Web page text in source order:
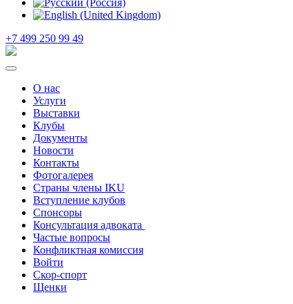
+7 499 250 99 49
О нас
Услуги
Выставки
Клубы
Документы
Новости
Контакты
Фотогалерея
Страны члены IKU
Вступление клубов​
Спонсоры
Консультация адвоката ​
Частые вопросы
Конфликтная комиссия
Войти
Скор-спорт
Щенки